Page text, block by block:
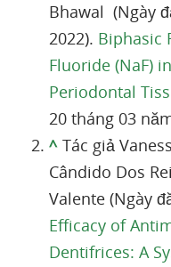
Bhawal (Ngày
2022). Biphasic
Fluoride (NaF)
Periodontal
20 tháng 03
^ Tác giả
Cândido Dos
Valente (Ngày
Efficacy of
Dentifrices: A